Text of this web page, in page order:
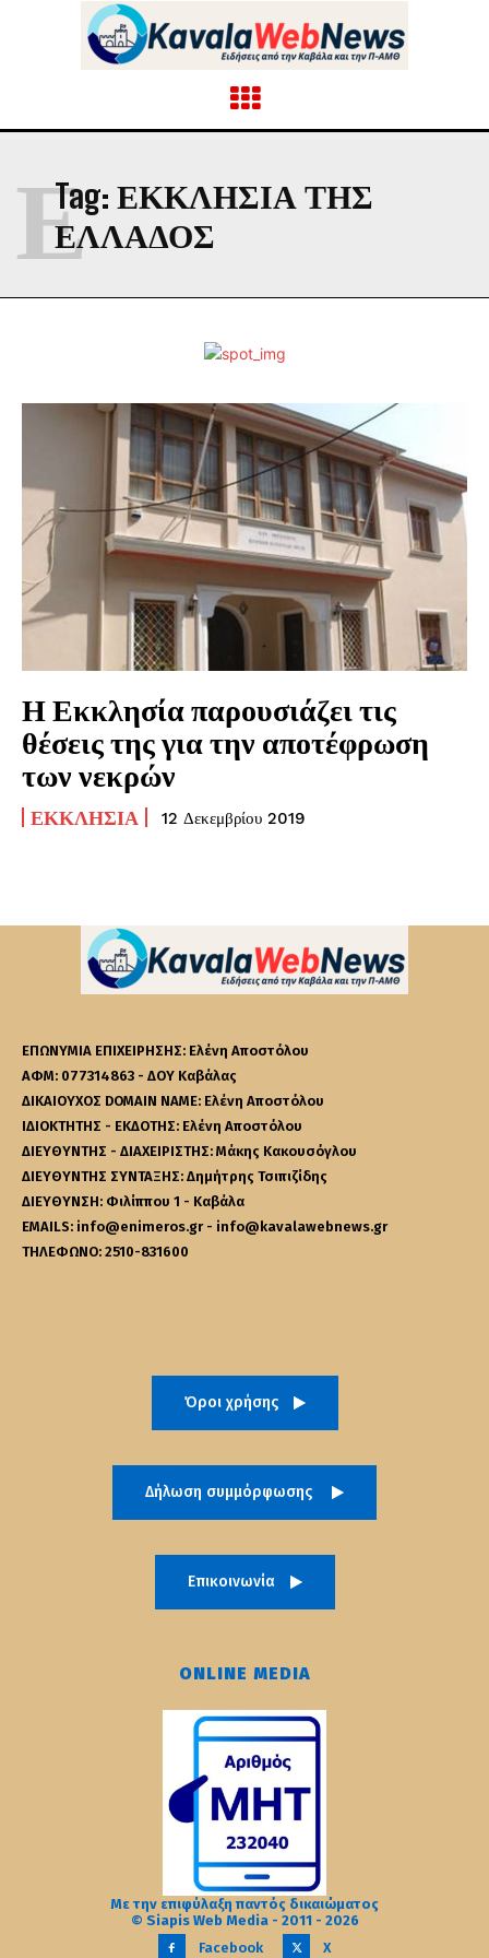
Tag: ΕΚΚΛΗΣΊΑ ΤΗΣ
ΕΛΛΆΔΟΣ
Ε
Η Εκκλησία παρουσιάζει τις
θέσεις της για την αποτέφρωση
των νεκρών
ΕΚΚΛΗΣΊΑ 12 Δεκεμβρίου 2019
ΕΠΩΝΥΜΙΑ ΕΠΙΧΕΙΡΗΣΗΣ: Ελένη Αποστόλου
ΑΦΜ: 077314863 - ΔΟΥ Καβάλας
ΔΙΚΑΙΟΥΧΟΣ DOMAIN NAME: Ελένη Αποστόλου
ΙΔΙΟΚΤΗΤΗΣ - ΕΚΔΟΤΗΣ: Ελένη Αποστόλου
ΔΙΕΥΘΥΝΤΗΣ - ΔΙΑΧΕΙΡΙΣΤΗΣ: Μάκης Κακουσόγλου
ΔΙΕΥΘΥΝΤΗΣ ΣΥΝΤΑΞΗΣ: Δημήτρης Τσιπιζίδης
ΔΙΕΥΘΥΝΣΗ: Φιλίππου 1 - Καβάλα
EMAILS: info@enimeros.gr - info@kavalawebnews.gr
ΤΗΛΕΦΩΝΟ: 2510-831600
Όροι χρήσης
Δήλωση συμμόρφωσης
Επικοινωνία
ONLINE MEDIA
Με την επιφύλαξη παντός δικαιώματος
© Siapis Web Media - 2011 - 2026
Facebook
X